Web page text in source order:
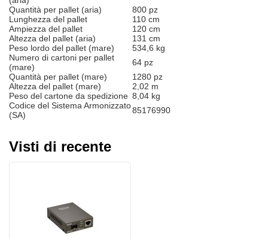
Quantità per pallet (aria)
800 pz
Lunghezza del pallet
110 cm
Ampiezza del pallet
120 cm
Altezza del pallet (aria)
131 cm
Peso lordo del pallet (mare)
534,6 kg
Numero di cartoni per pallet
(mare)
64 pz
Quantità per pallet (mare)
1280 pz
Altezza del pallet (mare)
2,02 m
Peso del cartone da spedizione 8,04 kg
Codice del Sistema Armonizzato
(SA)
85176990
Visti di recente